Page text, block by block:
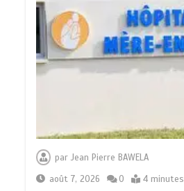
parJean Pierre BAWELA
août 7, 2026
0 4 minutes